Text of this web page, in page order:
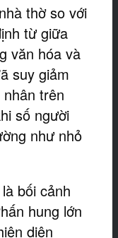
thờ so với
từ giữa
văn hóa và
suy giảm
trên
số người
như nhỏ
bối cảnh
hung lớn
diện